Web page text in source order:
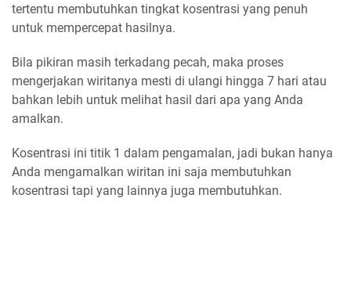
tertentu membutuhkan tingkat kosentrasi yang penuh
untuk mempercepat hasilnya.
Bila pikiran masih terkadang pecah, maka proses
mengerjakan wiritanya mesti di ulangi hingga 7 hari atau
bahkan lebih untuk melihat hasil dari apa yang Anda
amalkan.
Kosentrasi ini titik 1 dalam pengamalan, jadi bukan hanya
Anda mengamalkan wiritan ini saja membutuhkan
kosentrasi tapi yang lainnya juga membutuhkan.